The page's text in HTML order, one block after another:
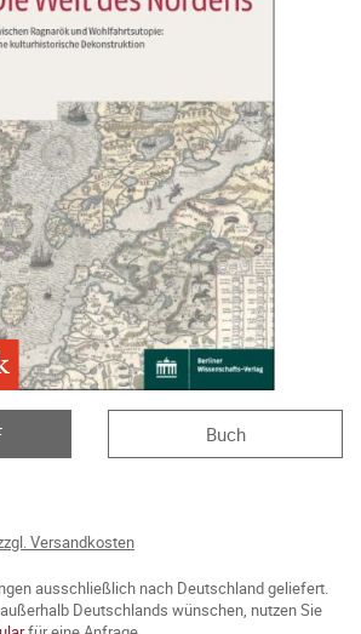
Buch
Versandkosten
ausschließlich nach Deutschland geliefert.
Deutschlands wünschen, nutzen Sie